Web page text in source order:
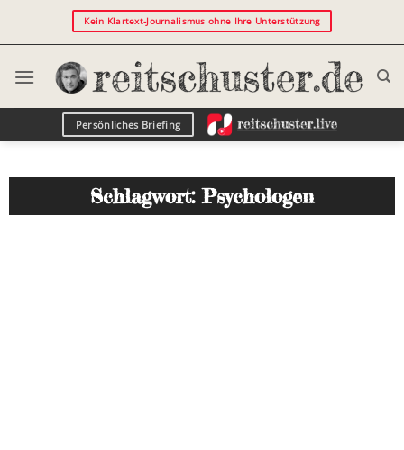
Kein Klartext-Journalismus ohne Ihre Unterstützung
Persönliches Briefing
Schlagwort: Psychologen